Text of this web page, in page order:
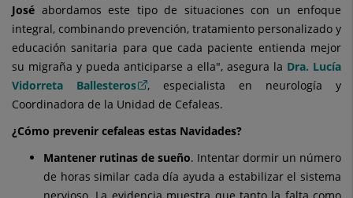
José abordamos este tipo de situaciones con un enfoque
integral, combinando prevención, tratamiento personalizado y
educación sanitaria para que cada paciente entienda mejor
su migraña y pueda anticiparse a ella", asegura la Dra. Lucía
Vidorreta Ballesteros
, especialista en neurología y
Coordinadora de la Unidad de Cefaleas.
¿Cómo prevenir cefaleas estas Navidades?
Mantener rutinas de sueño. Intentar dormir un número
de horas similar cada día ayuda a estabilizar el sistema